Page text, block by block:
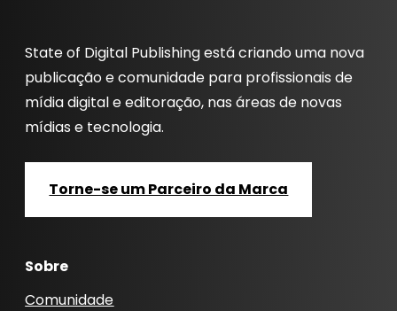
State of Digital Publishing está criando uma nova
publicação e comunidade para profissionais de
mídia digital e editoração, nas áreas de novas
mídias e tecnologia.
Torne-se um Parceiro da Marca
Sobre
Comunidade